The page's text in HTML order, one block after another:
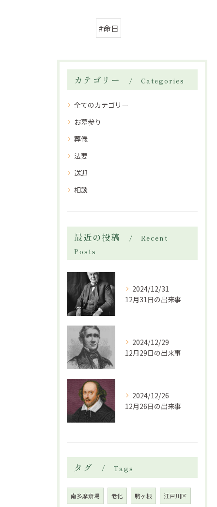
#命日
カテゴリー Categories
全てのカテゴリー
お墓参り
葬儀
法要
送迎
相談
最近の投稿
Recent
Posts
2024/12/31
12月31日の出来事
2024/12/29
12月29日の出来事
2024/12/26
12月26日の出来事
タグ Tags
南多摩斎場 老化 駒ヶ根 江戸川区